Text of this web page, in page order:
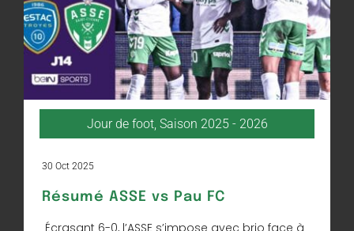
Jour de foot, Saison 2025 - 2026
30 Oct 2025
Résumé ASSE vs Pau FC
Écrasant 6-0, l’ASSE s’impose avec brio face à